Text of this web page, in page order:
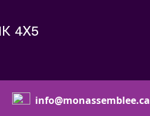
4X5
info@monassemblee.ca